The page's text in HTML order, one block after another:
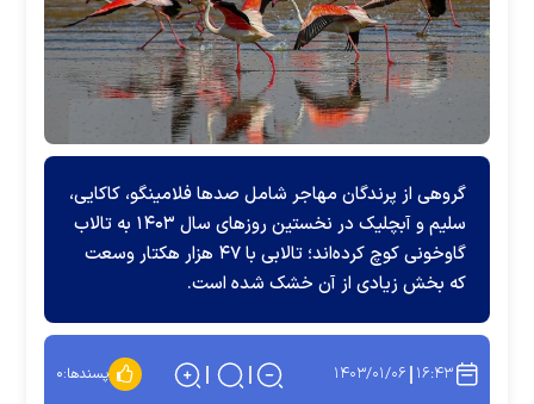
گروهی از پرندگان مهاجر شامل صد‌ها فلامینگو، کاکایی،
سلیم و آبچلیک در نخستین روز‌های سال ۱۴۰۳ به تالاب
گاوخونی کوچ کرده‌اند؛ تالابی با ۴۷ هزار هکتار وسعت
که بخش زیادی از آن خشک شده است.
۱۶:۴۳ ۱۴۰۳/۰۱/۰۶ پسندها:۰